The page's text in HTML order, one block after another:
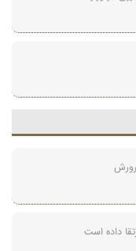
داده است